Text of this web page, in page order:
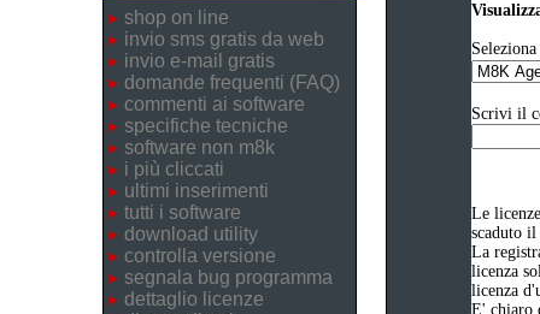
shop on line
invio sms gratis da web
invio e-mail gratis
domande frequenti (FAQ)
commenti ai software
specifiche tecniche
software non m8k
i più cliccati
ultimi inserimenti
tutti i software
download utility
controlla versione
segnala bug programma
dettaglio licenze
Scrivi il
Le
scaduto
La
licenza
licenza
E' chiaro